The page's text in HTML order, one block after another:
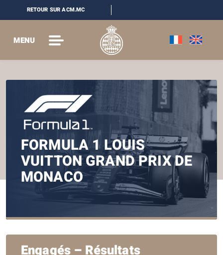
RETOUR SUR ACM.MC
MENU
FORMULA 1 LOUIS
VUITTON GRAND PRIX DE
MONACO
Engagés – Résultats